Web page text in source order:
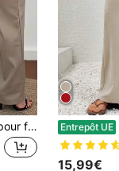
Pantalon droit à la mode pour femmes, fabriqué en tissu tissé non extensible, avec détails de boutons et de fermeture éclair, idéal pour les tenues d'automne/hiver. Entrepôt UE
15,99€